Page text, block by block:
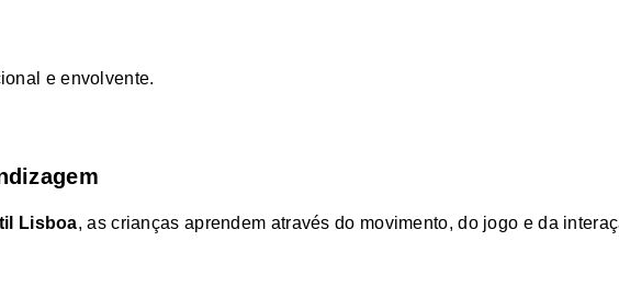
e envolvente.
Lisboa, as crianças aprendem através do movimento, do jogo e da